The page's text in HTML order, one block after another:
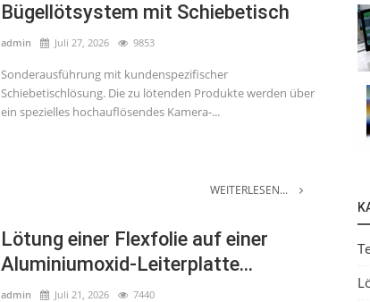
Bügellötsystem mit Schiebetisch
admin Juli 27, 2026 9853
Sonderausführung mit kundenspezifischer
Schiebetischlösung. Die zu lötenden Produkte werden über
ein spezielles hochauflösendes Kamera-...
WEITERLESEN...
Lötung einer Flexfolie auf einer
Aluminiumoxid-Leiterplatte...
admin Juli 21, 2026 7440